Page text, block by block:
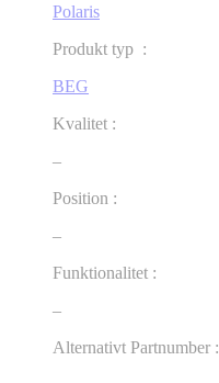
Polaris
Produkt typ :
BEG
Kvalitet :
–
Position :
–
Funktionalitet :
–
Alternativt Partnumber :